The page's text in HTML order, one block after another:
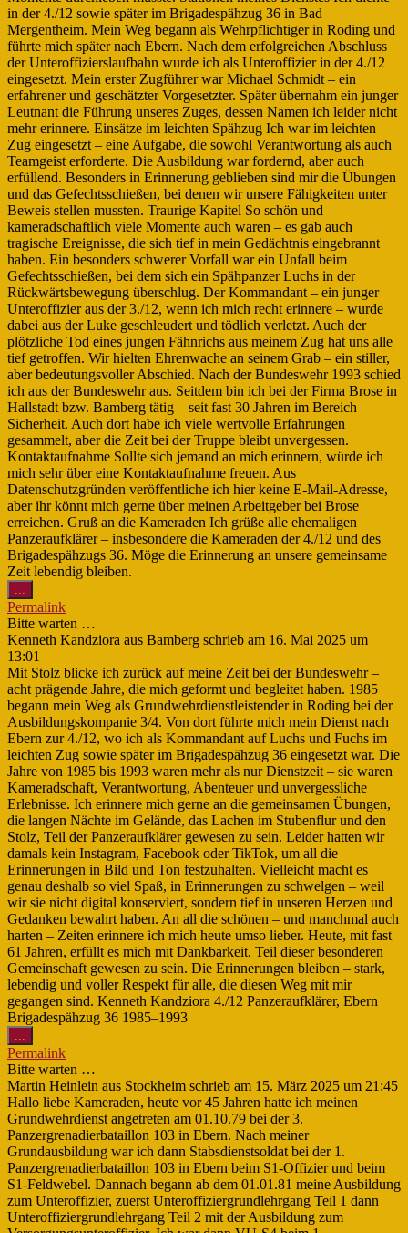
in der 4./12 sowie später im Brigadespähzug 36 in Bad
Mergentheim. Mein Weg begann als Wehrpflichtiger in Roding und
führte mich später nach Ebern. Nach dem erfolgreichen Abschluss
der Unteroffizierslaufbahn wurde ich als Unteroffizier in der 4./12
eingesetzt. Mein erster Zugführer war Michael Schmidt – ein
erfahrener und geschätzter Vorgesetzter. Später übernahm ein junger
Leutnant die Führung unseres Zuges, dessen Namen ich leider nicht
mehr erinnere. Einsätze im leichten Spähzug Ich war im leichten
Zug eingesetzt – eine Aufgabe, die sowohl Verantwortung als auch
Teamgeist erforderte. Die Ausbildung war fordernd, aber auch
erfüllend. Besonders in Erinnerung geblieben sind mir die Übungen
und das Gefechtsschießen, bei denen wir unsere Fähigkeiten unter
Beweis stellen mussten. Traurige Kapitel So schön und
kameradschaftlich viele Momente auch waren – es gab auch
tragische Ereignisse, die sich tief in mein Gedächtnis eingebrannt
haben. Ein besonders schwerer Vorfall war ein Unfall beim
Gefechtsschießen, bei dem sich ein Spähpanzer Luchs in der
Rückwärtsbewegung überschlug. Der Kommandant – ein junger
Unteroffizier aus der 3./12, wenn ich mich recht erinnere – wurde
dabei aus der Luke geschleudert und tödlich verletzt. Auch der
plötzliche Tod eines jungen Fähnrichs aus meinem Zug hat uns alle
tief getroffen. Wir hielten Ehrenwache an seinem Grab – ein stiller,
aber bedeutungsvoller Abschied. Nach der Bundeswehr 1993 schied
ich aus der Bundeswehr aus. Seitdem bin ich bei der Firma Brose in
Hallstadt bzw. Bamberg tätig – seit fast 30 Jahren im Bereich
Sicherheit. Auch dort habe ich viele wertvolle Erfahrungen
gesammelt, aber die Zeit bei der Truppe bleibt unvergessen.
Kontaktaufnahme Sollte sich jemand an mich erinnern, würde ich
mich sehr über eine Kontaktaufnahme freuen. Aus
Datenschutzgründen veröffentliche ich hier keine E-Mail-Adresse,
aber ihr könnt mich gerne über meinen Arbeitgeber bei Brose
erreichen. Gruß an die Kameraden Ich grüße alle ehemaligen
Panzeraufklärer – insbesondere die Kameraden der 4./12 und des
Brigadespähzugs 36. Möge die Erinnerung an unsere gemeinsame
Zeit lebendig bleiben.
...
Metabox
ein-/ausblenden.
Permalink
Bitte warten …
Kenneth Kandziora aus Bamberg schrieb am 16. Mai 2025 um
13:01
Mit Stolz blicke ich zurück auf meine Zeit bei der Bundeswehr –
acht prägende Jahre, die mich geformt und begleitet haben. 1985
begann mein Weg als Grundwehrdienstleistender in Roding bei der
Ausbildungskompanie 3/4. Von dort führte mich mein Dienst nach
Ebern zur 4./12, wo ich als Kommandant auf Luchs und Fuchs im
leichten Zug sowie später im Brigadespähzug 36 eingesetzt war. Die
Jahre von 1985 bis 1993 waren mehr als nur Dienstzeit – sie waren
Kameradschaft, Verantwortung, Abenteuer und unvergessliche
Erlebnisse. Ich erinnere mich gerne an die gemeinsamen Übungen,
die langen Nächte im Gelände, das Lachen im Stubenflur und den
Stolz, Teil der Panzeraufklärer gewesen zu sein. Leider hatten wir
damals kein Instagram, Facebook oder TikTok, um all die
Erinnerungen in Bild und Ton festzuhalten. Vielleicht macht es
genau deshalb so viel Spaß, in Erinnerungen zu schwelgen – weil
wir sie nicht digital konserviert, sondern tief in unseren Herzen und
Gedanken bewahrt haben. An all die schönen – und manchmal auch
harten – Zeiten erinnere ich mich heute umso lieber. Heute, mit fast
61 Jahren, erfüllt es mich mit Dankbarkeit, Teil dieser besonderen
Gemeinschaft gewesen zu sein. Die Erinnerungen bleiben – stark,
lebendig und voller Respekt für alle, die diesen Weg mit mir
gegangen sind. Kenneth Kandziora 4./12 Panzeraufklärer, Ebern
Brigadespähzug 36 1985–1993
...
Metabox
ein-/ausblenden.
Permalink
Bitte warten …
Martin Heinlein aus Stockheim schrieb am 15. März 2025 um 21:45
Hallo liebe Kameraden, heute vor 45 Jahren hatte ich meinen
Grundwehrdienst angetreten am 01.10.79 bei der 3.
Panzergrenadierbataillon 103 in Ebern. Nach meiner
Grundausbildung war ich dann Stabsdienstsoldat bei der 1.
Panzergrenadierbataillon 103 in Ebern beim S1-Offizier und beim
S1-Feldwebel. Dannach begann ab dem 01.01.81 meine Ausbildung
zum Unteroffizier, zuerst Unteroffiziergrundlehrgang Teil 1 dann
Unteroffiziergrundlehrgang Teil 2 mit der Ausbildung zum